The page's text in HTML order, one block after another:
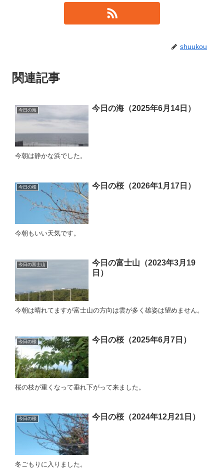
shuukou
関連記事
今日の海 今日の海（2025年6月14日）
今朝は静かな浜でした。
今日の桜 今日の桜（2026年1月17日）
今朝もいい天気です。
今日の富士山
今日の富士山（2023年3月19
日）
今朝は晴れてますが富士山の方向は雲が多く雄姿は望めません。
今日の桜 今日の桜（2025年6月7日）
桜の枝が重くなって垂れ下がって来ました。
今日の桜 今日の桜（2024年12月21日）
冬ごもりに入りました。